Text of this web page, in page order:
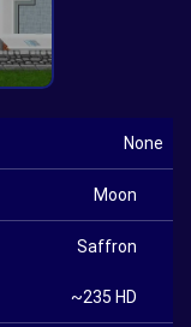
None
Moon
Saffron
~235 HD